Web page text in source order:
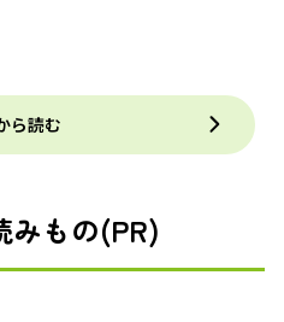
ら読む
みもの(PR)